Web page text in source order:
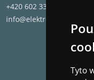
Tyto
+420 602 331 662
info@elektronet.cz